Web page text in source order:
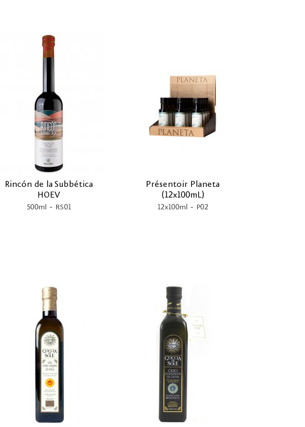
Rincón de la Subbética
HOEV
500ml - RS01
Présentoir Planeta
(12x100mL)
12x100ml - P02